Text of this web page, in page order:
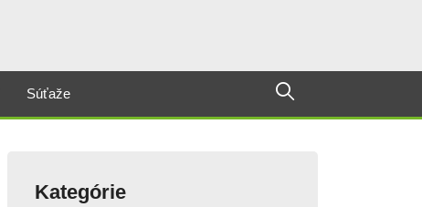
Súťaže
Kategórie